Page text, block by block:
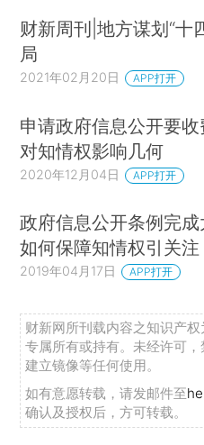
财新周刊|地方谋划“十
局
2021年02月20日 APP打开
申请政府信息公开要收
对知情权影响几何
2020年12月04日 APP打开
政府信息公开条例完成
如何保障知情权引关注
2019年04月17日 APP打开
财新网所刊载内容之知识产
专属所有或持有。未经许可
建立镜像等任何使用。
如有意愿转载，请发邮件至
确认及授权后，方可转载。